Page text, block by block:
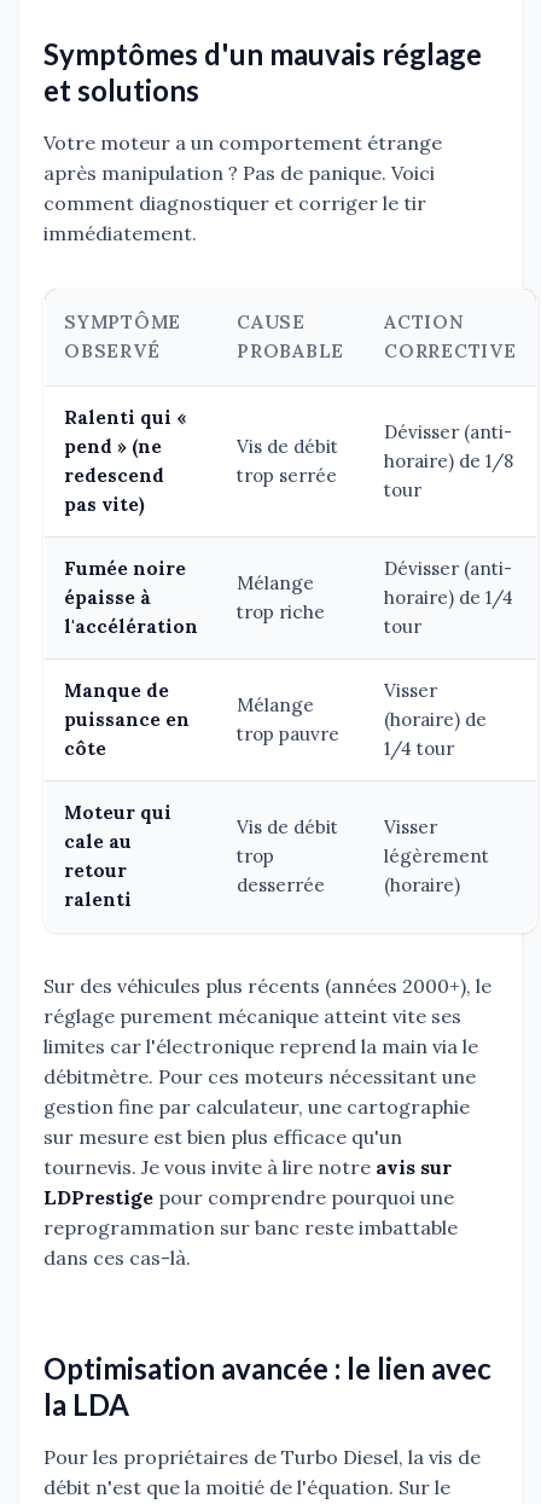
Symptômes d'un mauvais réglage
et solutions
Votre moteur a un comportement étrange
après manipulation ? Pas de panique. Voici
comment diagnostiquer et corriger le tir
immédiatement.
SYMPTÔME
OBSERVÉ
CAUSE
PROBABLE
ACTION
CORRECTIVE
Ralenti qui «
pend » (ne
redescend
pas vite)
Vis de débit
trop serrée
Dévisser (anti-
horaire) de 1/8
tour
Fumée noire
épaisse à
l'accélération
Mélange
trop riche
Dévisser (anti-
horaire) de 1/4
tour
Manque de
puissance en
côte
Mélange
trop pauvre
Visser
(horaire) de
1/4 tour
Moteur qui
cale au
retour
ralenti
Vis de débit
trop
desserrée
Visser
légèrement
(horaire)
Sur des véhicules plus récents (années 2000+), le
réglage purement mécanique atteint vite ses
limites car l'électronique reprend la main via le
débitmètre. Pour ces moteurs nécessitant une
gestion fine par calculateur, une cartographie
sur mesure est bien plus efficace qu'un
tournevis. Je vous invite à lire notre avis sur
LDPrestige pour comprendre pourquoi une
reprogrammation sur banc reste imbattable
dans ces cas-là.
Optimisation avancée : le lien avec
la LDA
Pour les propriétaires de Turbo Diesel, la vis de
débit n'est que la moitié de l'équation. Sur le